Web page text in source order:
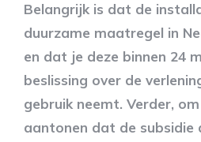
Belangrijk is dat de
duurzame maatregel in
en dat je deze binnen 24
beslissing over de
gebruik neemt. Verder,
aantonen dat de subsidie